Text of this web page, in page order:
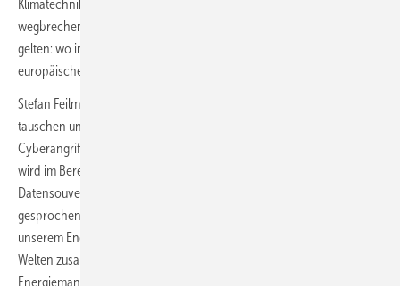
Klimatechnik usw. von heimischen Herstellern nutzen und damit
wegbrechende Automotive-Mengen ersetzen. Daher wird künftig
gelten: wo in Europa Steuergeld fließt, wird auch die umfassende
europäische Fertigung Vorgabe sein.
Stefan Feilmeier: Wir sind beide Reserveoffiziere der Bundeswehr und
tauschen uns regelmäßig mit Sicherheitsbehörden aus, denn
Cyberangriffe auf die Energieinfrastruktur finden täglich statt. Parallel
wird im Bereich der öffentlichen Verwaltung viel über
Datensouveränität und den Wert von Open-Source-Software
gesprochen. Mit unserem Cybersicherheit-by-Design-Ansatz und
unserem Engagement in der OpenEMS Association bringen wir diese
Welten zusammen - denn dezentrale Speicher mit intelligentem
Energiemanagement bieten die Chance für eine wirklich resiliente,